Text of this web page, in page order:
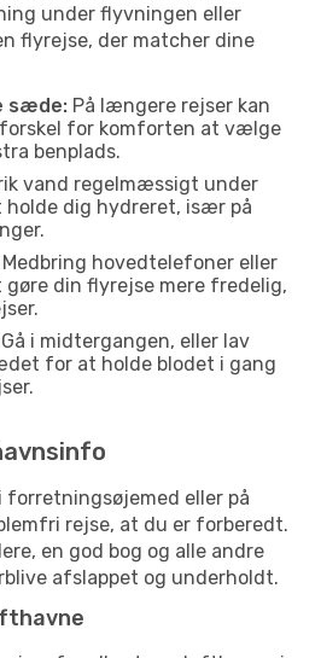
under flyvningen eller
flyrejse, der matcher dine
sæde: På længere rejser kan
for komforten at vælge
benplads.
vand regelmæssigt under
dig hydreret, især på
Medbring hovedtelefoner eller
gøre din flyrejse mere fredelig,
Gå i midtergangen, eller lav
for at holde blodet i gang
forretningsøjemed eller på
rejse, at du er forberedt.
en god bog og alle andre
afslappet og underholdt.